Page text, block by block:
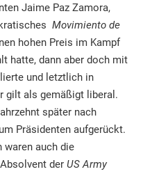
Jaime Paz Zamora,
Movimiento de
hohen Preis im Kampf
hatte, dann aber doch mit
und letztlich in
gilt als gemäßigt liberal.
später nach
Präsidenten aufgerückt.
auch die
der US Army